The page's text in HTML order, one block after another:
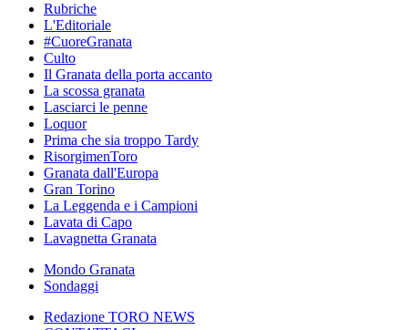
Rubriche
L'Editoriale
#CuoreGranata
Culto
Il Granata della porta accanto
La scossa granata
Lasciarci le penne
Loquor
Prima che sia troppo Tardy
RisorgimenToro
Granata dall'Europa
Gran Torino
La Leggenda e i Campioni
Lavata di Capo
Lavagnetta Granata
Mondo Granata
Sondaggi
Redazione TORO NEWS